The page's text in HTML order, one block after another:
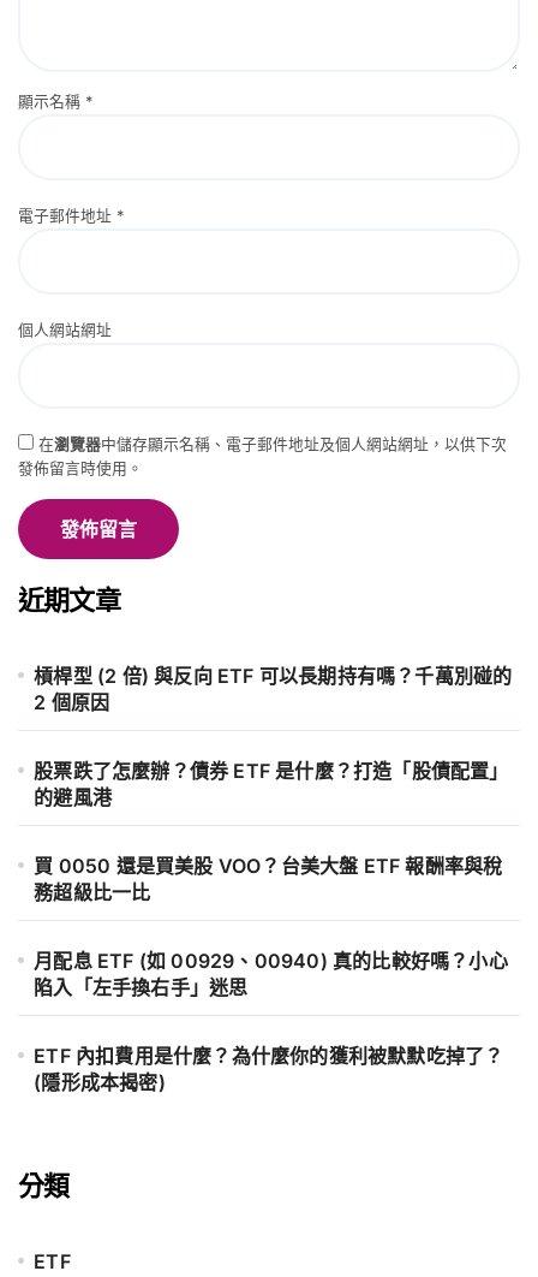
顯示名稱 *
電子郵件地址 *
個人網站網址
在瀏覽器中儲存顯示名稱、電子郵件地址及個人網站網址，以供下次
發佈留言時使用。
近期文章
槓桿型 (2 倍) 與反向 ETF 可以長期持有嗎？千萬別碰的
2 個原因
股票跌了怎麼辦？債券 ETF 是什麼？打造「股債配置」
的避風港
買 0050 還是買美股 VOO？台美大盤 ETF 報酬率與稅
務超級比一比
月配息 ETF (如 00929、00940) 真的比較好嗎？小心
陷入「左手換右手」迷思
ETF 內扣費用是什麼？為什麼你的獲利被默默吃掉了？
(隱形成本揭密)
分類
ETF